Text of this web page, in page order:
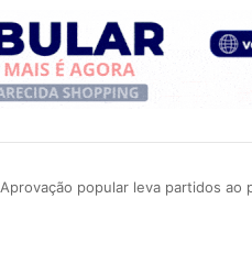
Aprovação popular leva partidos ao